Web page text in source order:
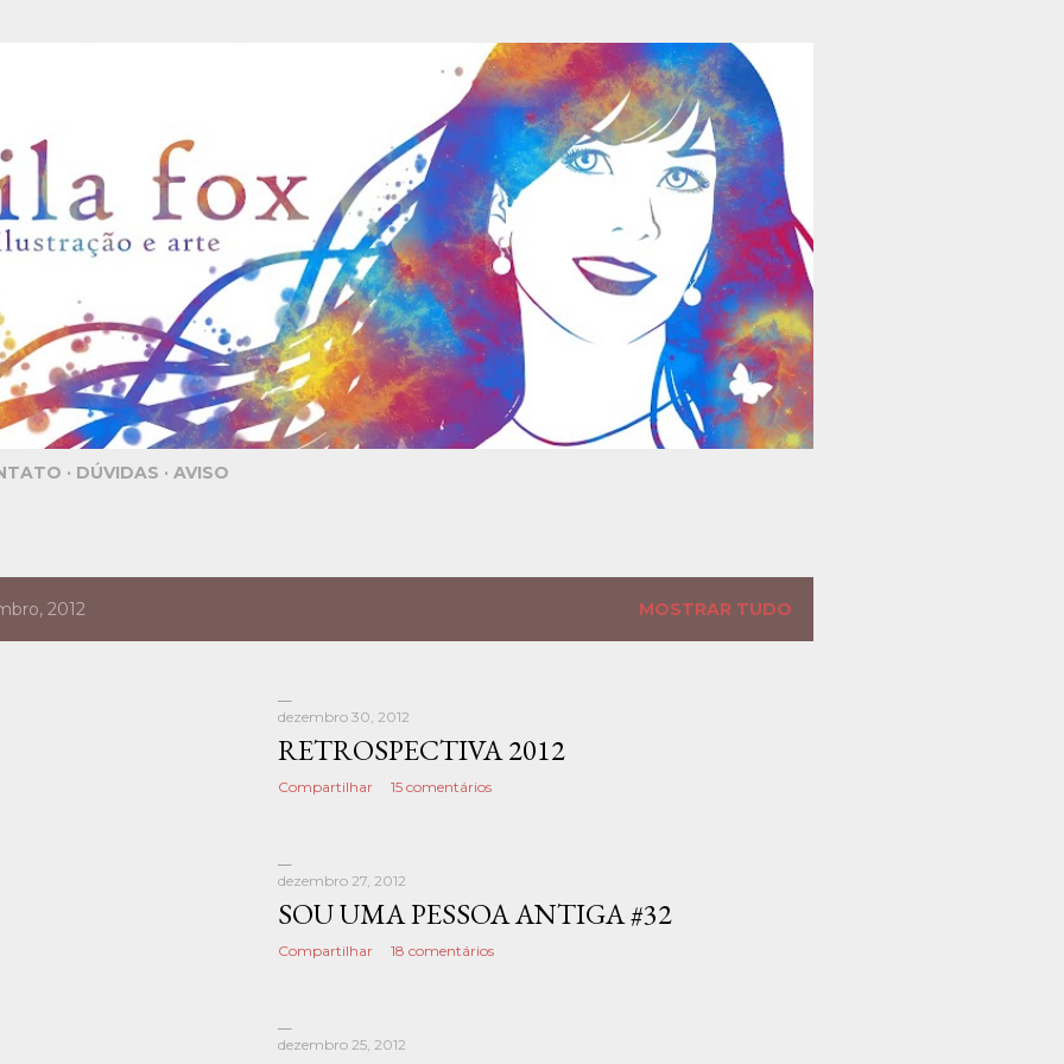
DÚVIDAS AVISO
2012 MOSTRAR TUDO
dezembro 30, 2012
RETROSPECTIVA 2012
Compartilhar 15 comentários
dezembro 27, 2012
SOU UMA PESSOA ANTIGA #32
Compartilhar 18 comentários
dezembro 25, 2012